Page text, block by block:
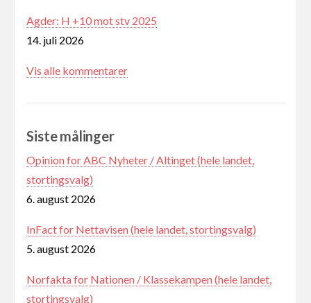
Agder: H +10 mot stv 2025
14. juli 2026
Vis alle kommentarer
Siste målinger
Opinion for ABC Nyheter / Altinget (hele landet,
stortingsvalg)
6. august 2026
InFact for Nettavisen (hele landet, stortingsvalg)
5. august 2026
Norfakta for Nationen / Klassekampen (hele landet,
stortingsvalg)